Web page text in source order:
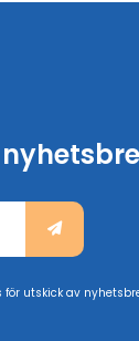
utskick av